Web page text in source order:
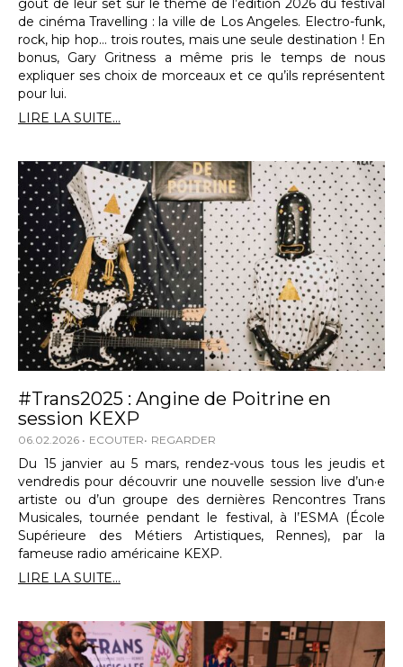
goût de leur set sur le thème de l’édition 2026 du festival
de cinéma Travelling : la ville de Los Angeles. Electro-funk,
rock, hip hop… trois routes, mais une seule destination ! En
bonus, Gary Gritness a même pris le temps de nous
expliquer ses choix de morceaux et ce qu’ils représentent
pour lui.
LIRE LA SUITE...
#Trans2025 : Angine de Poitrine en
session KEXP
06.02.2026 ECOUTER REGARDER
Du 15 janvier au 5 mars, rendez-vous tous les jeudis et
vendredis pour découvrir une nouvelle session live d’un·e
artiste ou d’un groupe des dernières Rencontres Trans
Musicales, tournée pendant le festival, à l’ESMA (École
Supérieure des Métiers Artistiques, Rennes), par la
fameuse radio américaine KEXP.
LIRE LA SUITE...